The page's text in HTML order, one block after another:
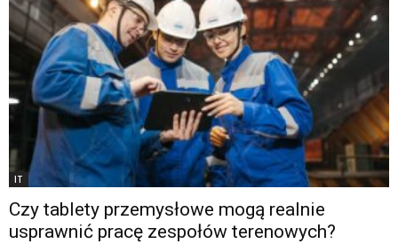
IT
Czy tablety przemysłowe mogą realnie
usprawnić pracę zespołów terenowych?